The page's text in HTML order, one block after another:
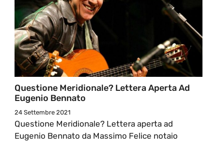
Questione Meridionale? Lettera Aperta Ad
Eugenio Bennato
24 Settembre 2021
Questione Meridionale? Lettera aperta ad
Eugenio Bennato da Massimo Felice notaio